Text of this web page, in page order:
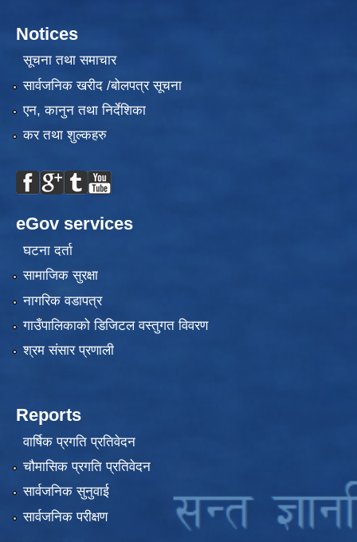
Notices
सूचना तथा समाचार
सार्वजनिक खरीद /बोलपत्र सूचना
एन, कानुन तथा निर्देशिका
कर तथा शुल्कहरु
eGov services
घटना दर्ता
सामाजिक सुरक्षा
नागरिक वडापत्र
गाउँपालिकाको डिजिटल वस्तुगत विवरण
श्रम संसार प्रणाली
Reports
वार्षिक प्रगति प्रतिवेदन
चौमासिक प्रगति प्रतिवेदन
सार्वजनिक सुनुवाई
सार्वजनिक परीक्षण